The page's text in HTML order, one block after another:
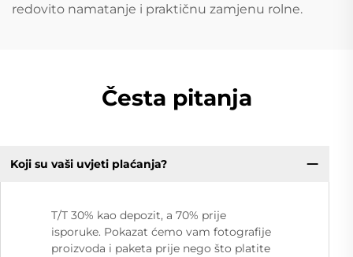
redovito namatanje i praktičnu zamjenu rolne.
Česta pitanja
Koji su vaši uvjeti plaćanja?
T/T 30% kao depozit, a 70% prije
isporuke. Pokazat ćemo vam fotografije
proizvoda i paketa prije nego što platite